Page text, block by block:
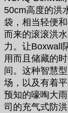
50cm高度的洪
袋，相当轻便
而来的滚滚洪
力。让Boxwall
用而且储藏的
间。这种智慧
场，以及有着
预知的嚎啕大
司的充气式防